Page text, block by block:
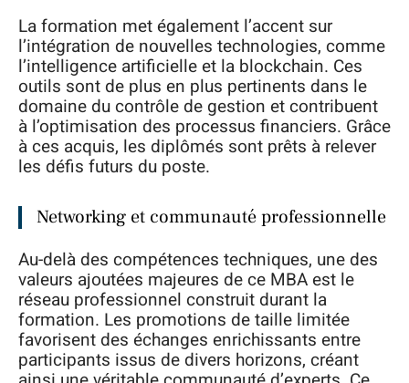
La formation met également l’accent sur
l’intégration de nouvelles technologies, comme
l’intelligence artificielle et la blockchain. Ces
outils sont de plus en plus pertinents dans le
domaine du contrôle de gestion et contribuent
à l’optimisation des processus financiers. Grâce
à ces acquis, les diplômés sont prêts à relever
les défis futurs du poste.
Networking et communauté professionnelle
Au-delà des compétences techniques, une des
valeurs ajoutées majeures de ce MBA est le
réseau professionnel construit durant la
formation. Les promotions de taille limitée
favorisent des échanges enrichissants entre
participants issus de divers horizons, créant